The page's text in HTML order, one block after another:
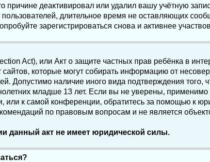
причине деактивировал или удалил вашу учётную
длительное время не оставляющих
зарегистрироваться снова и активнее
Act), или Акт о защите частных прав ребёнка в
которые могут собирать информацию от
Допустимо наличие иного вида подтверждения того,
младше 13 лет. Если вы не уверены, применимо
к самой конференции, обратитесь за помощью к
по правовым вопросам и не является
данный акт не имеет юридической силы.